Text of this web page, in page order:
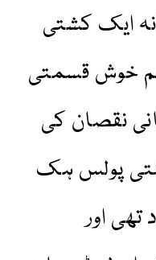
ایک کشتی
خوش قسمتی
نقصان کی
پولس ہک
تھی اور